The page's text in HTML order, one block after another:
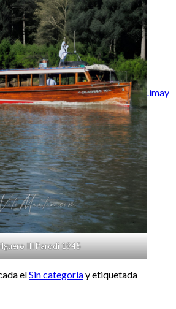
Kayaks
Canoa Canadiense o Piragüa tipo Limay
| “Blue Curaçao”
Della Ostia Patagonia 270
Yamaha 701 “Galápagos” 224
Pagliettini Bambi 406
Perez-Villa 520 “Fiera Due”
Canoa Isleña Cacho Lancha “635”
Tracker San José Costero 620
populus
III Parodi 1945
elSin categoríay etiquetada